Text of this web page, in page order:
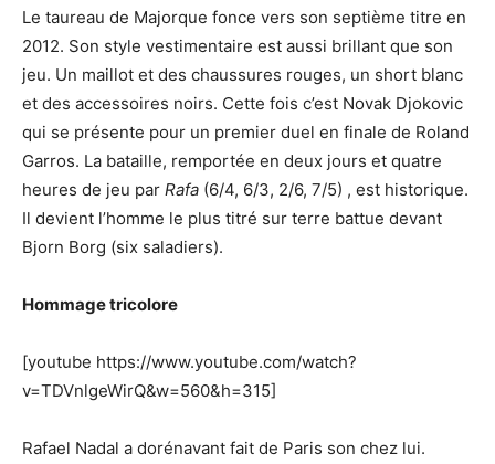
©Icon
mais
nouvelle
à
Roland
face
à
en
2012.
©Icon
Sport
Le taureau de Majorque fonce vers son septième titre en
2012. Son style vestimentaire est aussi brillant que son
jeu. Un maillot et des chaussures rouges, un short blanc
et des accessoires noirs. Cette fois c’est Novak Djokovic
qui se présente pour un premier duel en finale de Roland
Garros. La bataille, remportée en deux jours et quatre
heures de jeu par Rafa (6/4, 6/3, 2/6, 7/5) , est historique.
Il devient l’homme le plus titré sur terre battue devant
Bjorn Borg (six saladiers).
Hommage tricolore
[youtube https://www.youtube.com/watch?
v=TDVnlgeWirQ&w=560&h=315]
Rafael Nadal a dorénavant fait de Paris son chez lui.